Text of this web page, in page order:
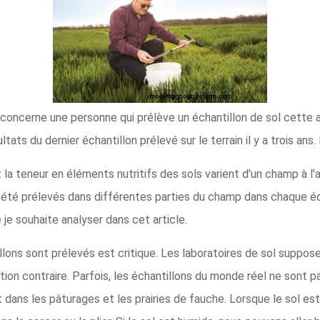
une personne qui prélève un échantillon de sol cette
du dernier échantillon prélevé sur le terrain il y a trois
teneur en éléments nutritifs des sols varient d'un champ à
prélevés dans différentes parties du champ dans chaque
souhaite analyser dans cet article.
sont prélevés est critique. Les laboratoires de sol
contraire. Parfois, les échantillons du monde réel ne sont
les pâturages et les prairies de fauche. Lorsque le sol